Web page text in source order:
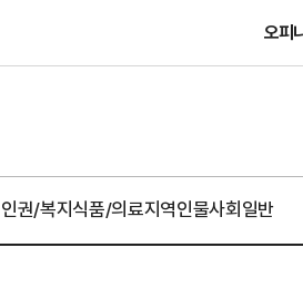
오피
인권/복지식품/의료지역인물사회일반